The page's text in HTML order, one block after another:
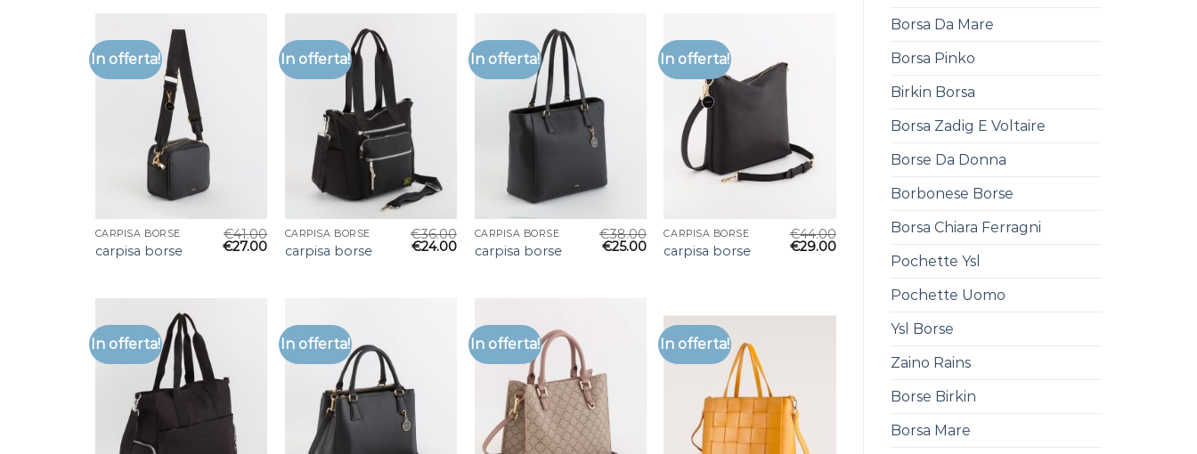
Borsa Da Mare
Borsa Pinko
Birkin Borsa
Borsa Zadig E Voltaire
Borse Da Donna
Borbonese Borse
Borsa Chiara Ferragni
Pochette Ysl
Pochette Uomo
Ysl Borse
Zaino Rains
Borse Birkin
Borsa Mare
In offerta!
CARPISA BORSE
carpisa borse
€41.00
€27.00
In offerta!
CARPISA BORSE
carpisa borse
€36.00
€24.00
In offerta!
CARPISA BORSE
carpisa borse
€38.00
€25.00
In offerta!
CARPISA BORSE
carpisa borse
€44.00
€29.00
In offerta! In offerta! In offerta! In offerta!